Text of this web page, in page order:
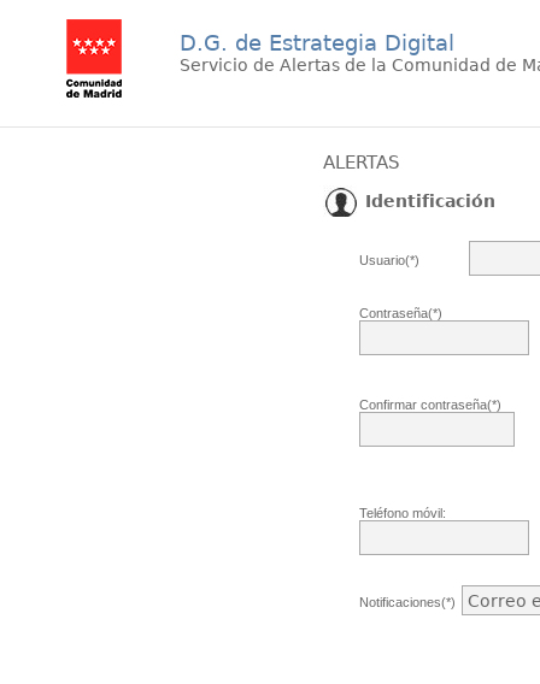
D.G. de Estrategia Digital
Servicio de Alertas de la Comunidad de
ALERTAS
Identificación
Usuario(*)
Contraseña(*)
Confirmar contraseña(*)
Teléfono móvil:
Notificaciones(*)